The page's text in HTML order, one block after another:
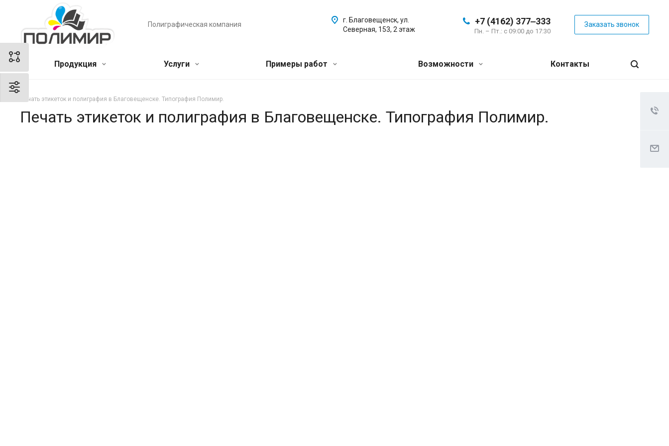
Полиграфическая компания +7 (4162) 377‒333
Пн. – Пт.: с 09:00 до 17:30
Заказать звонок
г. Благовещенск, ул.
Северная, 153, 2 этаж
Продукция Услуги Примеры работ Возможности Контакты
Печать этикеток и полиграфия в Благовещенске. Типография Полимир.
Печать этикеток и полиграфия в Благовещенске. Типография Полимир.